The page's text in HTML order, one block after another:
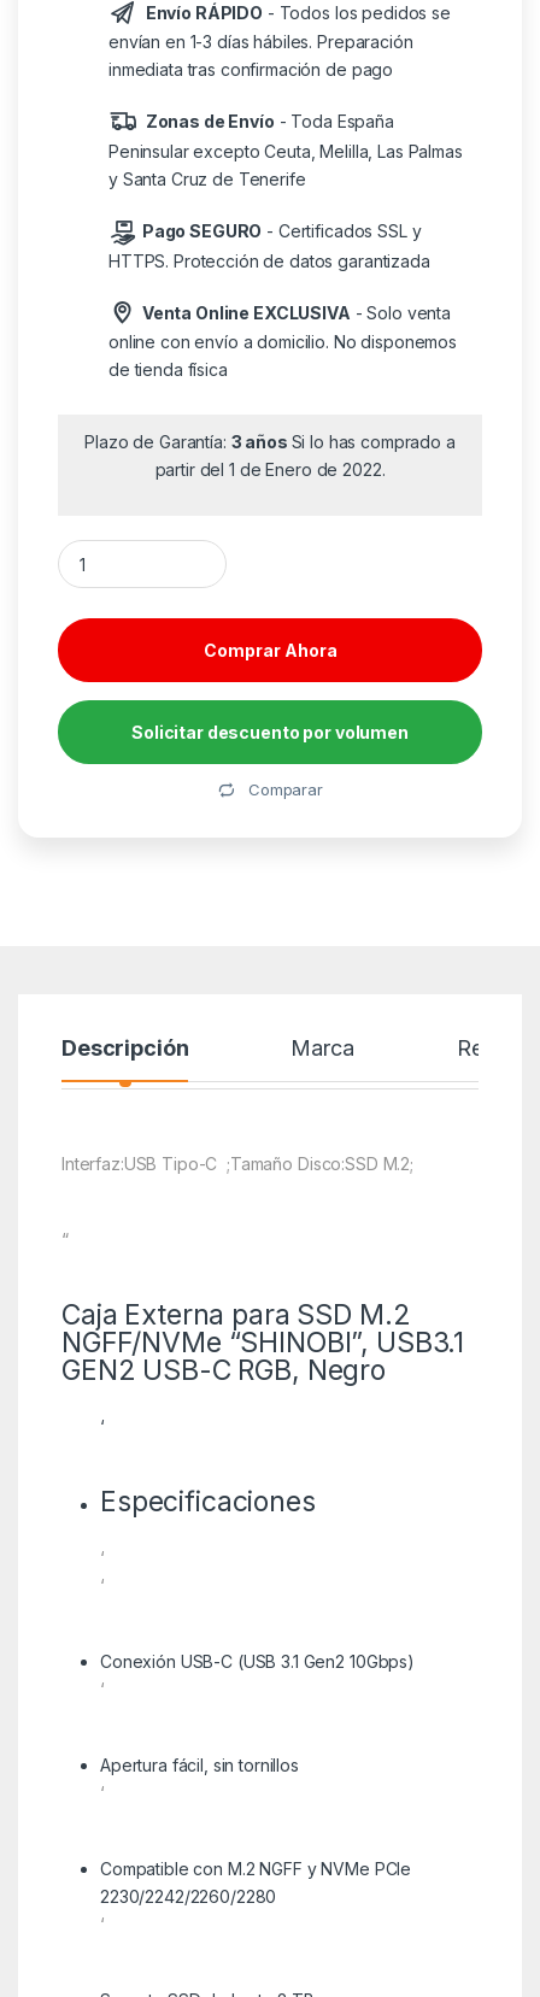
Envío RÁPIDO - Todos los pedidos se
envían en 1-3 días hábiles. Preparación
inmediata tras confirmación de pago
Zonas de Envío - Toda España
Peninsular excepto Ceuta, Melilla, Las Palmas
y Santa Cruz de Tenerife
Pago SEGURO - Certificados SSL y
HTTPS. Protección de datos garantizada
Venta Online EXCLUSIVA - Solo venta
online con envío a domicilio. No disponemos
de tienda física
Plazo de Garantía: 3 años Si lo has comprado a
partir del 1 de Enero de 2022.
Caja Externa para Disco SSD M.2 NVMe TooQ TQE-2222B/
Comprar Ahora
Solicitar descuento por volumen
Comparar
Descripción Marca Reseñas
Interfaz:USB Tipo-C ;Tamaño Disco:SSD M.2;
“
Caja Externa para SSD M.2
NGFF/NVMe “SHINOBI”, USB3.1
GEN2 USB-C RGB, Negro
‘
Especificaciones
‘
‘
Conexión USB-C (USB 3.1 Gen2 10Gbps)
‘
Apertura fácil, sin tornillos
‘
Compatible con M.2 NGFF y NVMe PCIe
2230/2242/2260/2280
‘